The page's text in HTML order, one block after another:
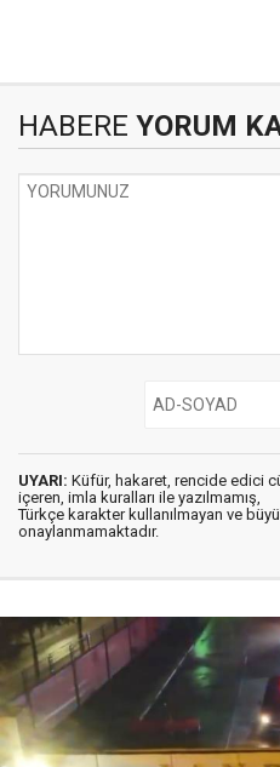
HABERE YORUM
UYARI: Küfür, hakaret, rencide edici
içeren, imla kuralları ile yazılmamış,
Türkçe karakter kullanılmayan ve
onaylanmamaktadır.